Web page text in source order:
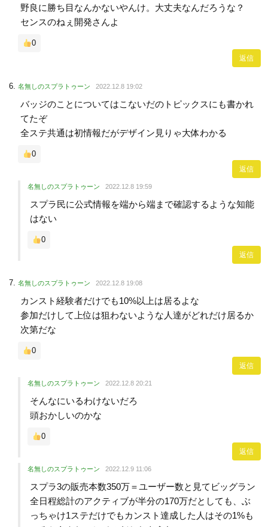
野良に勝ち目なんかないやんけ。大丈夫なんだろうな？
センスのねぇ開発さんよ
0
返信
名無しのスプラトゥーン 2022.12.8 19:02
バッジのことについてはこないだのトピックスにも書かれ
てたぞ
全ステ共通は初情報だがデザイン見りゃ大体わかる
0
返信
名無しのスプラトゥーン 2022.12.8 19:59
スプラ民に公式情報を端から端まで確認するような知能
はない
0
返信
名無しのスプラトゥーン 2022.12.8 19:08
カンスト経験者だけでも10%以上は居るよな
参加だけして上位は狙わないような人達がどれだけ居るか
次第だな
0
返信
名無しのスプラトゥーン 2022.12.8 20:21
そんなにいるわけないだろ
頭おかしいのかな
0
返信
名無しのスプラトゥーン 2022.12.9 11:06
スプラ3の販売本数350万＝ユーザー数と見てビッグラン
全日程総計のアクティブが半分の170万だとしても、ぶ
っちゃけ1ステだけでもカンスト達成した人はその1%も